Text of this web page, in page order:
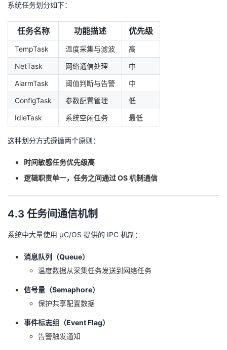
系统任务划分如下：
任务名称 功能描述 优先级
TempTask 温度采集与滤波
高
NetTask
网络通信处理
中
AlarmTask
阈值判断与告警
中
ConfigTask
参数配置管理
低
IdleTask
系统空闲任务 最低
这种划分方式遵循两个原则：
时间敏感任务优先级高
逻辑职责单一，任务之间通过 OS 机制通信
4.3 任务间通信机制
系统中大量使用 μC/OS 提供的 IPC 机制：
消息队列（Queue）
温度数据从采集任务发送到网络任务
信号量（Semaphore）
保护共享配置数据
事件标志组（Event Flag）
告警触发通知